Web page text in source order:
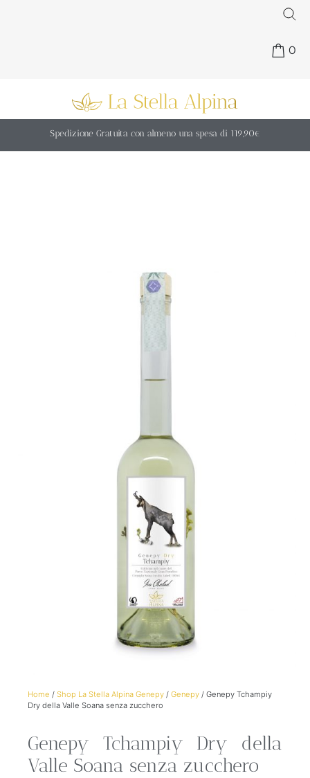
0
Spedizione Gratuita con almeno una spesa di 119,90€
Home / Shop La Stella Alpina Genepy / Genepy / Genepy Tchampiy
Dry della Valle Soana senza zucchero
Genepy Tchampiy Dry della
Valle Soana senza zucchero